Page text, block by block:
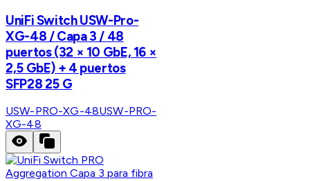
UniFi Switch USW-Pro-
XG-48 / Capa 3 / 48
puertos (32 × 10 GbE, 16 ×
2,5 GbE) + 4 puertos
SFP28 25 G
USW-PRO-XG-48USW-PRO-
XG-48